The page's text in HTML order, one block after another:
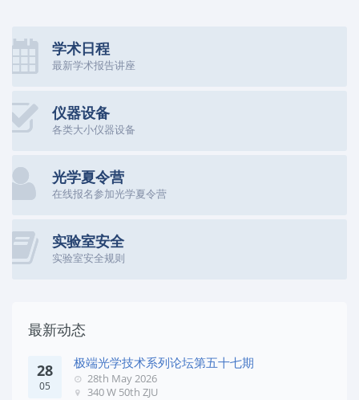
学术日程
最新学术报告讲座
仪器设备
各类大小仪器设备
光学夏令营
在线报名参加光学夏令营
实验室安全
实验室安全规则
最新动态
28
05
极端光学技术系列论坛第五十七期
28th May 2026
340 W 50th ZJU